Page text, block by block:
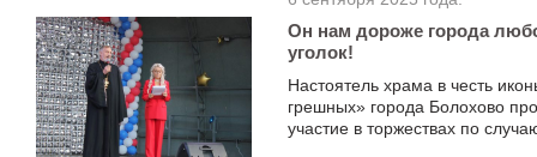
Он нам дороже города
уголок!
Настоятель храма в честь
грешных» города Болохово
участие в торжествах по